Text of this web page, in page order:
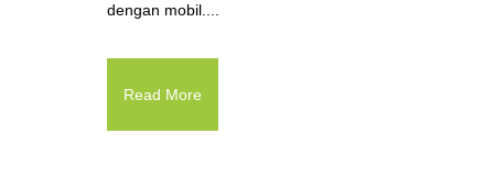
dengan mobil....
Read More